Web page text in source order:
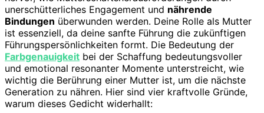
unerschütterliches Engagement und nährende
Bindungen überwunden werden. Deine Rolle als Mutter
ist essenziell, da deine sanfte Führung die zukünftigen
Führungspersönlichkeiten formt. Die Bedeutung der
Farbgenauigkeit bei der Schaffung bedeutungsvoller
und emotional resonanter Momente unterstreicht, wie
wichtig die Berührung einer Mutter ist, um die nächste
Generation zu nähren. Hier sind vier kraftvolle Gründe,
warum dieses Gedicht widerhallt: